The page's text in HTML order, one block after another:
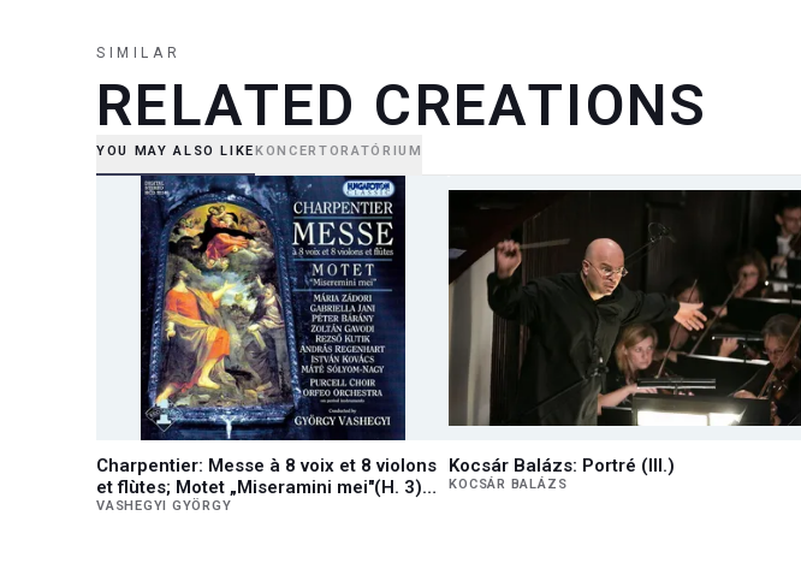
SIMILAR
RELATED CREATIONS
YOU MAY ALSO LIKEKONCERTORATÓRIUM
Charpentier: Messe à 8 voix et 8 violons
et flùtes; Motet „Miseramini mei"(H. 3)
Motet pour les Trépassés a 8
VASHEGYI GYÖRGY
Kocsár Balázs: Portré (III.)
KOCSÁR BALÁZS